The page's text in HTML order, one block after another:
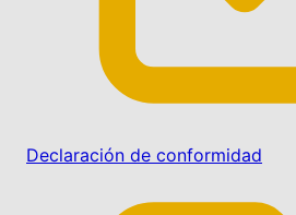
Declaración de conformidad